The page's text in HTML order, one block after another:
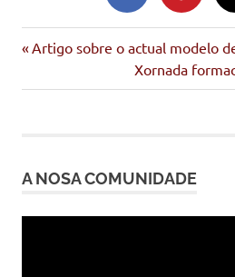
Navegación
de
Entrada
Artigo sobre o actual modelo
Siguiente
entrada:
Xornada
A NOSA COMUNIDADE